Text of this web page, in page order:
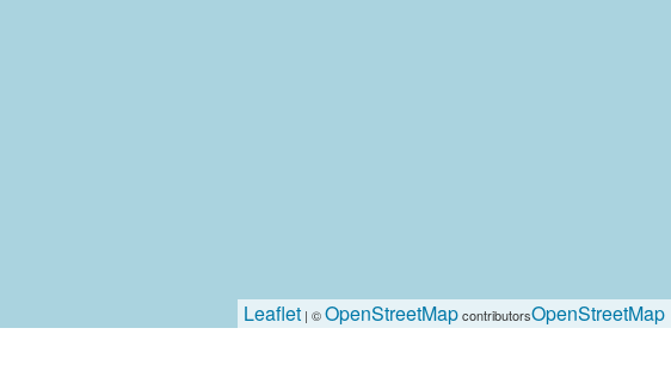
Leaflet | ©OpenStreetMapcontributorsOpenStreetMap